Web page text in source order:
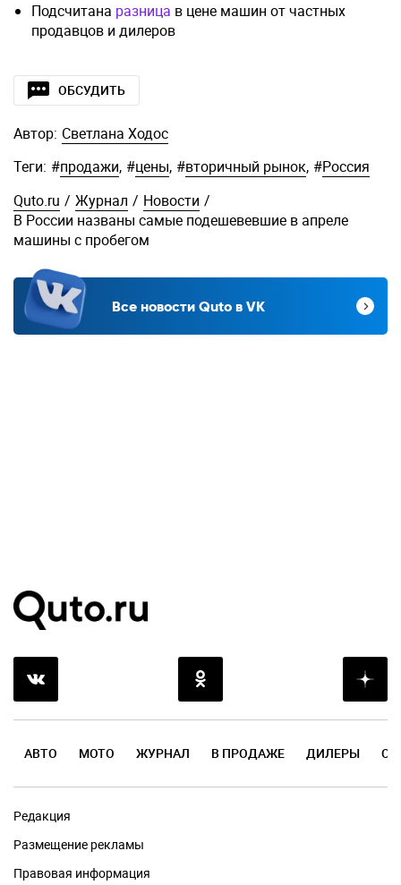
Подсчитана разница в цене машин от частных
продавцов и дилеров
ОБСУДИТЬ
Автор: Светлана Ходос
Теги: #продажи, #цены, #вторичный рынок, #Россия
Quto.ru / Журнал / Новости /
В России названы самые подешевевшие в апреле
машины с пробегом
Все новости Quto в VK
АВТО МОТО ЖУРНАЛ В ПРОДАЖЕ ДИЛЕРЫ
Редакция
Размещение рекламы
Правовая информация